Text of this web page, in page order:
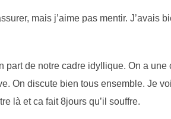
mais j’aime pas mentir.
part de notre cadre idyllique. On a
On discute bien tous ensemble. Je
là et ca fait 8jours qu’il souffre.